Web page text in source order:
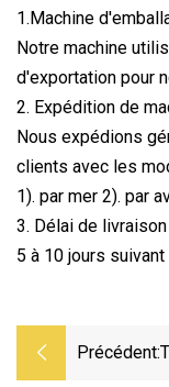
1.Machine
Notre machine
d'exportation pour
2. Expédition de
Nous expédions
clients avec les
1). par mer 2). par
3. Délai de
5 à 10 jours
Précédent: